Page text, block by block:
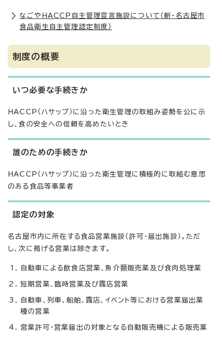
なごやHACCP自主管理宣言施設について（新・名古屋市
食品衛生自主管理認定制度）
制度の概要
いつ必要な手続きか
HACCP（ハサップ）に沿った衛生管理の取組み姿勢を公に示
し、食の安全への信頼を高めたいとき
誰のための手続きか
HACCP（ハサップ）に沿った衛生管理に積極的に取組む意思
のある食品等事業者
認定の対象
名古屋市内に所在する食品営業施設（許可・届出施設）。ただ
し、次に掲げる営業は除きます。
自動車による飲食店営業、魚介類販売業及び食肉処理業
短期営業、臨時営業及び露店営業
自動車、列車、船舶、露店、イベント等における営業届出業
種の営業
営業許可・営業届出の対象となる自動販売機による販売業